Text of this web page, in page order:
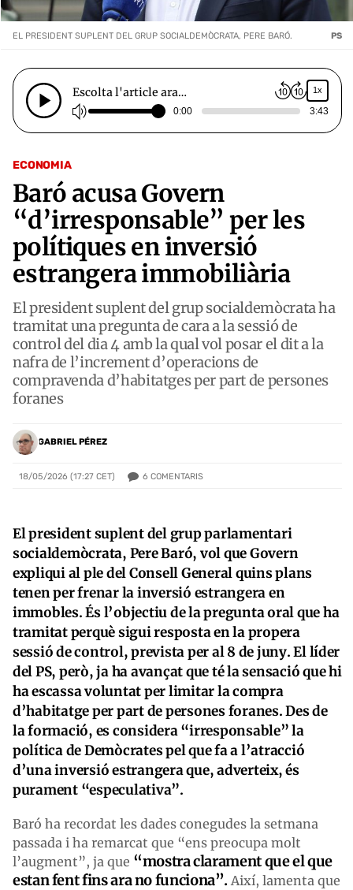
ECONOMIA
Baró acusa Govern
“d’irresponsable” per les
polítiques en inversió
estrangera immobiliària
El president suplent del grup socialdemòcrata ha
tramitat una pregunta de cara a la sessió de
control del dia 4 amb la qual vol posar el dit a la
nafra de l’increment d’operacions de
compravenda d’habitatges per part de persones
foranes
GABRIEL PÉREZ
18/05/2026 (17:27 CET) 6 COMENTARIS
EL PRESIDENT SUPLENT DEL GRUP SOCIALDEMÒCRATA, PERE BARÓ. PS
Escolta l'article ara… 1x
0:00 3:43
El president suplent del grup parlamentari
socialdemòcrata, Pere Baró, vol que Govern
expliqui al ple del Consell General quins plans
tenen per frenar la inversió estrangera en
immobles. És l’objectiu de la pregunta oral que ha
tramitat perquè sigui resposta en la propera
sessió de control, prevista per al 8 de juny. El líder
del PS, però, ja ha avançat que té la sensació que hi
ha escassa voluntat per limitar la compra
d’habitatge per part de persones foranes. Des de
la formació, es considera “irresponsable” la
política de Demòcrates pel que fa a l’atracció
d’una inversió estrangera que, adverteix, és
purament “especulativa”.
Baró ha recordat les dades conegudes la setmana
passada i ha remarcat que “ens preocupa molt
l’augment”, ja que “mostra clarament que el que
estan fentfins ara no funciona”. Així, lamenta que